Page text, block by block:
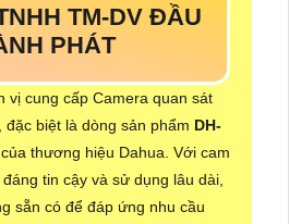
TM-DV ĐẦU
PHÁT
vị cung cấp Camera quan sát
biệt là dòng sản phẩm DH-
của thương hiệu Dahua. Với cam
tin cậy và sử dụng lâu dài,
sẵn có để đáp ứng nhu cầu